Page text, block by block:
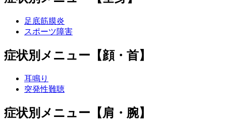
足底筋膜炎
スポーツ障害
症状別メニュー【顔・首】
耳鳴り
突発性難聴
症状別メニュー【肩・腕】